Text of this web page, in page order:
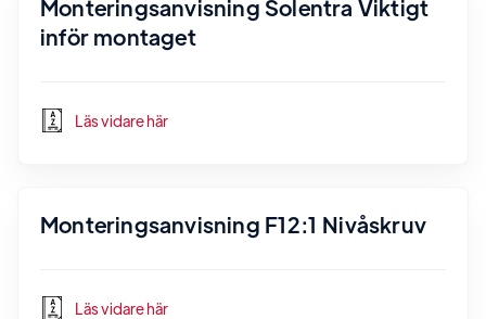
Monteringsanvisning Solentra Viktigt
inför montaget
Läs vidare här
Monteringsanvisning F12:1 Nivåskruv
Läs vidare här